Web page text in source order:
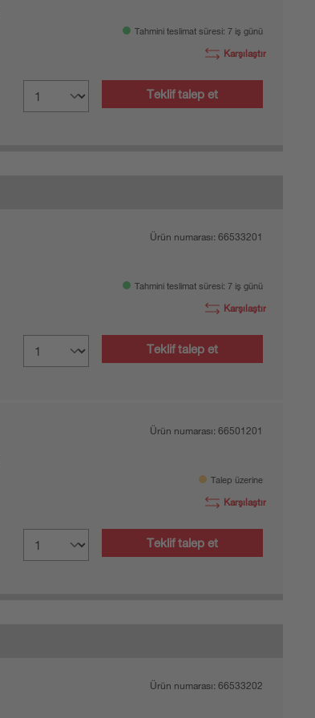
Tahmini teslimat süresi: 7 iş günü
Karşılaştır
Teklif talep et
Ürün numarası: 66533201
Tahmini teslimat süresi: 7 iş günü
Karşılaştır
Teklif talep et
Ürün numarası: 66501201
Talep üzerine
Karşılaştır
Teklif talep et
Ürün numarası: 66533202